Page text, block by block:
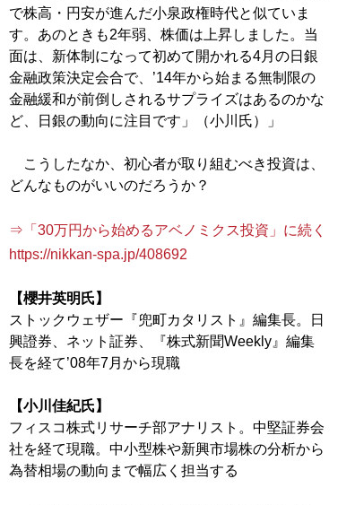
で株高・円安が進んだ小泉政権時代と似ていま
す。あのときも2年弱、株価は上昇しました。当
面は、新体制になって初めて開かれる4月の日銀
金融政策決定会合で、’14年から始まる無制限の
金融緩和が前倒しされるサプライズはあるのかな
ど、日銀の動向に注目です」（小川氏）」
こうしたなか、初心者が取り組むべき投資は、
どんなものがいいのだろうか？
⇒「30万円から始めるアベノミクス投資」に続く
https://nikkan-spa.jp/408692
【櫻井英明氏】
ストックウェザー『兜町カタリスト』編集長。日
興證券、ネット証券、『株式新聞Weekly』編集
長を経て’08年7月から現職
【小川佳紀氏】
フィスコ株式リサーチ部アナリスト。中堅証券会
社を経て現職。中小型株や新興市場株の分析から
為替相場の動向まで幅広く担当する